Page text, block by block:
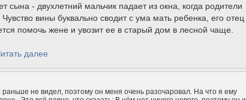
сына - двухлетний мальчик падает из окна, когда родители
вины буквально сводит с ума мать ребенка, его отец
помочь жене и увозит ее в старый дом в лесной чаще.
далее
раньше не видел, поэтому он меня очень разочаровал. На что я ему